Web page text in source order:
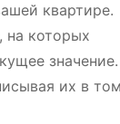
квартире.
на которых
значение.
их в